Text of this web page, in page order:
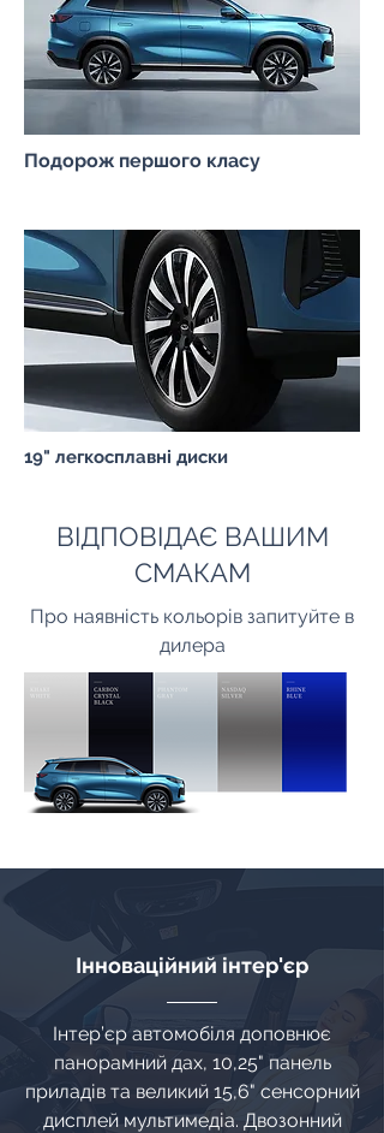
Подорож першого класу
19" легкосплавні диски
ВІДПОВІДАЄ ВАШИМ
СМАКАМ
Про наявність кольорів запитуйте в
дилера
Інноваційний інтер'єр
Інтер’єр автомобіля доповнює
панорамний дах, 10,25" панель
приладів та великий 15,6" сенсорний
дисплей мультимедіа. Двозонний